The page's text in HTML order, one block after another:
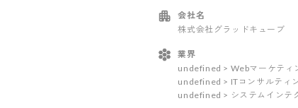
会社名
株式会社グラッドキューブ
業界
undefined > Webマーケティ
undefined > ITコンサルティ
undefined > システムインテ